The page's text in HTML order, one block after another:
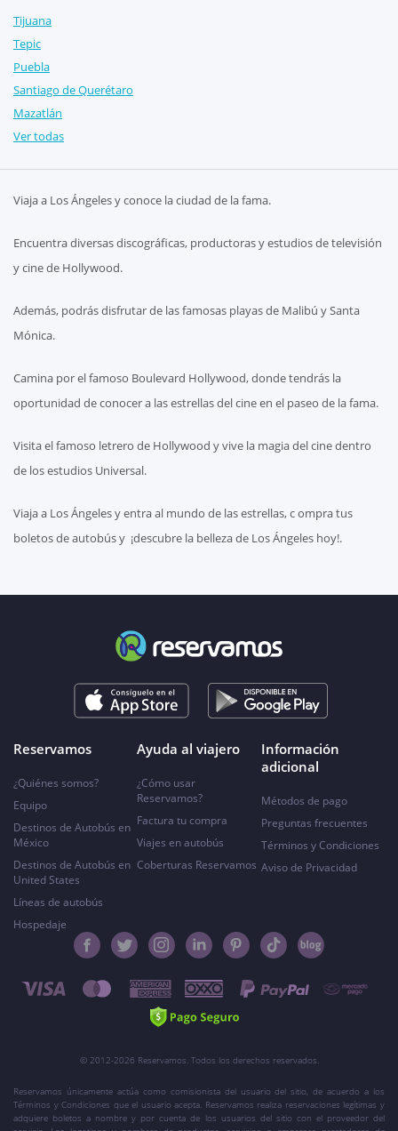
Tijuana
Tepic
Puebla
Santiago de Querétaro
Mazatlán
Ver todas
Viaja a Los Ángeles y conoce la ciudad de la fama.
Encuentra diversas discográficas, productoras y estudios de televisión
y cine de Hollywood.
Además, podrás disfrutar de las famosas playas de Malibú y Santa
Mónica.
Camina por el famoso Boulevard Hollywood, donde tendrás la
oportunidad de conocer a las estrellas del cine en el paseo de la fama.
Visita el famoso letrero de Hollywood y vive la magia del cine dentro
de los estudios Universal.
Viaja a Los Ángeles y entra al mundo de las estrellas, c ompra tus
boletos de autobús y ¡descubre la belleza de Los Ángeles hoy!.
Reservamos
¿Quiénes somos?
Equipo
Destinos de Autobús en
México
Destinos de Autobús en
United States
Líneas de autobús
Hospedaje
Ayuda al viajero
¿Cómo usar
Reservamos?
Factura tu compra
Viajes en autobús
Coberturas Reservamos
Información
adicional
Métodos de pago
Preguntas frecuentes
Términos y Condiciones
Aviso de Privacidad
© 2012-2026 Reservamos. Todos los derechos reservados.
Reservamos únicamente actúa como comisionista del usuario del sitio, de acuerdo a los
Términos y Condiciones que el usuario acepta. Reservamos realiza reservaciones legítimas y
adquiere boletos a nombre y por cuenta de los usuarios del sitio con el proveedor del